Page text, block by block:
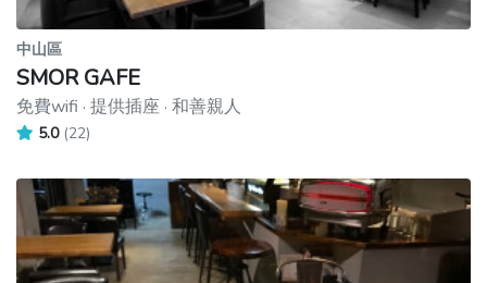
中山區
SMOR GAFE
免費wifi · 提供插座 · 和善親人
5.0 (22)